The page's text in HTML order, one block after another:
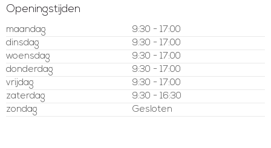
Openingstijden
maandag
9:30 - 17:00
dinsdag
9:30 - 17:00
woensdag
9:30 - 17:00
donderdag
9:30 - 17:00
vrijdag
9:30 - 17:00
zaterdag
9:30 - 16:30
zondag
Gesloten